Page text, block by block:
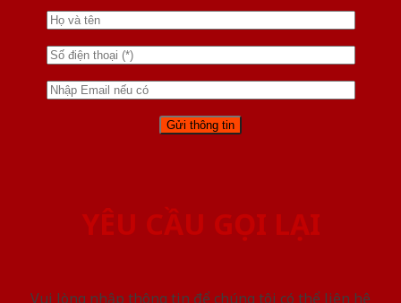
YÊU CẦU GỌI LẠI
Vui lòng nhập thông tin để chúng tôi có thể liên hệ